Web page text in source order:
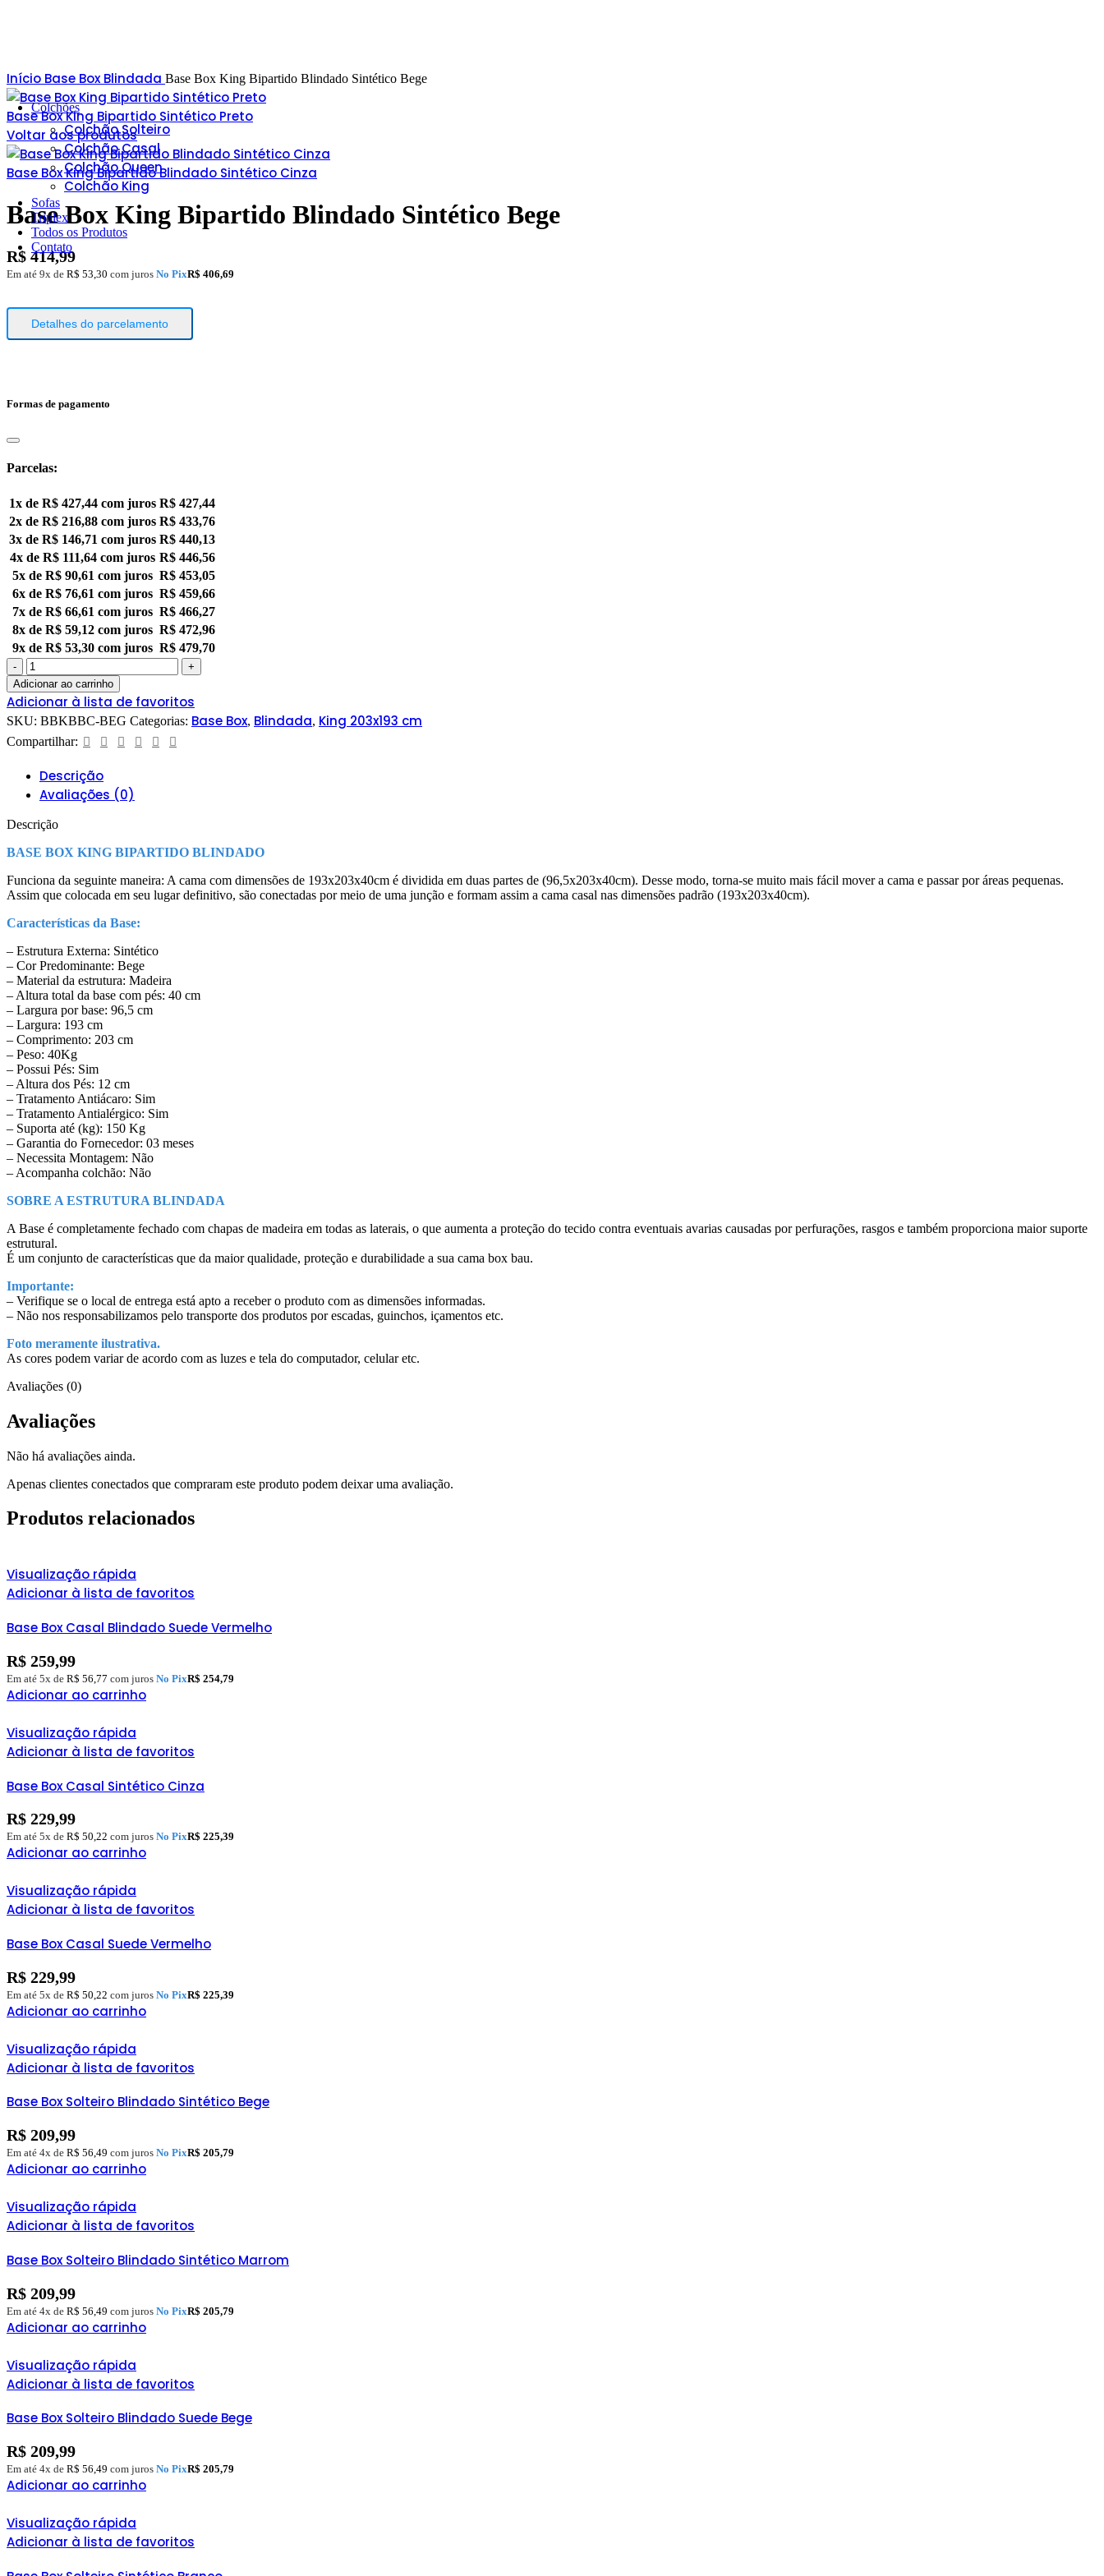
Colchões
Colchão Solteiro
Colchão Casal
Colchão Queen
Colchão King
Sofas
Triplex
Todos os Produtos
Contato
Início Base Box Blindada Base Box King Bipartido Blindado Sintético Bege
Base Box King Bipartido Sintético Preto
Voltar aos produtos
Base Box King Bipartido Blindado Sintético Cinza
Base Box King Bipartido Blindado Sintético Bege
R$ 414,99
Em até 9x de R$ 53,30 com juros No PixR$ 406,69
Detalhes do parcelamento
Formas de pagamento
Parcelas:
1x de R$ 427,44 com juros R$ 427,44
2x de R$ 216,88 com juros R$ 433,76
3x de R$ 146,71 com juros R$ 440,13
4x de R$ 111,64 com juros R$ 446,56
5x de R$ 90,61 com juros R$ 453,05
6x de R$ 76,61 com juros R$ 459,66
7x de R$ 66,61 com juros R$ 466,27
8x de R$ 59,12 com juros R$ 472,96
9x de R$ 53,30 com juros R$ 479,70
Adicionar ao carrinho
Adicionar à lista de favoritos
SKU: BBKBBC-BEG Categorias: Base Box, Blindada, King 203x193 cm
Compartilhar:
Descrição
Avaliações (0)
Descrição
BASE BOX KING BIPARTIDO BLINDADO
Funciona da seguinte maneira: A cama com dimensões de 193x203x40cm é dividida em duas partes de (96,5x203x40cm). Desse modo, torna-se muito mais fácil mover a cama e passar por áreas pequenas.
Assim que colocada em seu lugar definitivo, são conectadas por meio de uma junção e formam assim a cama casal nas dimensões padrão (193x203x40cm).
Características da Base:
– Estrutura Externa: Sintético
– Cor Predominante: Bege
– Material da estrutura: Madeira
– Altura total da base com pés: 40 cm
– Largura por base: 96,5 cm
– Largura: 193 cm
– Comprimento: 203 cm
– Peso: 40Kg
– Possui Pés: Sim
– Altura dos Pés: 12 cm
– Tratamento Antiácaro: Sim
– Tratamento Antialérgico: Sim
– Suporta até (kg): 150 Kg
– Garantia do Fornecedor: 03 meses
– Necessita Montagem: Não
– Acompanha colchão: Não
SOBRE A ESTRUTURA BLINDADA
A Base é completamente fechado com chapas de madeira em todas as laterais, o que aumenta a proteção do tecido contra eventuais avarias causadas por perfurações, rasgos e também proporciona maior suporte
estrutural.
É um conjunto de características que da maior qualidade, proteção e durabilidade a sua cama box bau.
Importante:
– Verifique se o local de entrega está apto a receber o produto com as dimensões informadas.
– Não nos responsabilizamos pelo transporte dos produtos por escadas, guinchos, içamentos etc.
Foto meramente ilustrativa.
As cores podem variar de acordo com as luzes e tela do computador, celular etc.
Avaliações (0)
Avaliações
Não há avaliações ainda.
Apenas clientes conectados que compraram este produto podem deixar uma avaliação.
Produtos relacionados
Visualização rápida
Adicionar à lista de favoritos
Base Box Casal Blindado Suede Vermelho
R$ 259,99
Em até 5x de R$ 56,77 com juros No PixR$ 254,79
Adicionar ao carrinho
Visualização rápida
Adicionar à lista de favoritos
Base Box Casal Sintético Cinza
R$ 229,99
Em até 5x de R$ 50,22 com juros No PixR$ 225,39
Adicionar ao carrinho
Visualização rápida
Adicionar à lista de favoritos
Base Box Casal Suede Vermelho
R$ 229,99
Em até 5x de R$ 50,22 com juros No PixR$ 225,39
Adicionar ao carrinho
Visualização rápida
Adicionar à lista de favoritos
Base Box Solteiro Blindado Sintético Bege
R$ 209,99
Em até 4x de R$ 56,49 com juros No PixR$ 205,79
Adicionar ao carrinho
Visualização rápida
Adicionar à lista de favoritos
Base Box Solteiro Blindado Sintético Marrom
R$ 209,99
Em até 4x de R$ 56,49 com juros No PixR$ 205,79
Adicionar ao carrinho
Visualização rápida
Adicionar à lista de favoritos
Base Box Solteiro Blindado Suede Bege
R$ 209,99
Em até 4x de R$ 56,49 com juros No PixR$ 205,79
Adicionar ao carrinho
Visualização rápida
Adicionar à lista de favoritos